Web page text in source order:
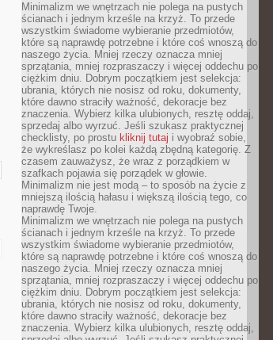
Minimalizm we wnętrzach nie polega na pustych
ścianach i jednym krześle na krzyż. To przede
wszystkim świadome wybieranie przedmiotów,
które są naprawdę potrzebne i które coś wnoszą do
naszego życia. Mniej rzeczy oznacza mniej
sprzątania, mniej rozpraszaczy i więcej oddechu po
ciężkim dniu. Dobrym początkiem jest selekcja:
ubrania, których nie nosisz od roku, dokumenty,
które dawno straciły ważność, dekoracje bez
znaczenia. Wybierz kilka ulubionych, resztę oddaj,
sprzedaj albo wyrzuć. Jeśli szukasz praktycznej
checklisty, po prostu kliknij tutaj i wyobraź sobie,
że wykreślasz po kolei każdą zbędną kategorię. Z
czasem zauważysz, że wraz z porządkiem w
szafkach pojawia się porządek w głowie.
Minimalizm nie jest modą – to sposób na życie z
mniejszą ilością hałasu i większą ilością tego, co
naprawdę Twoje.
Minimalizm we wnętrzach nie polega na pustych
ścianach i jednym krześle na krzyż. To przede
wszystkim świadome wybieranie przedmiotów,
które są naprawdę potrzebne i które coś wnoszą do
naszego życia. Mniej rzeczy oznacza mniej
sprzątania, mniej rozpraszaczy i więcej oddechu po
ciężkim dniu. Dobrym początkiem jest selekcja:
ubrania, których nie nosisz od roku, dokumenty,
które dawno straciły ważność, dekoracje bez
znaczenia. Wybierz kilka ulubionych, resztę oddaj,